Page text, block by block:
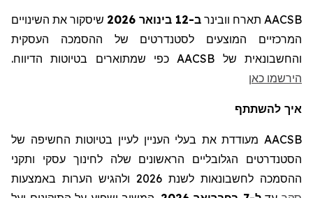
AACSB תארח וובינר ב-12 בינואר 2026 שיסקור את השינויים
המרכזיים המוצעים לסטנדרטים של ההסמכה העסקית
והחשבונאית של AACSB
כפי שמתוארים בטיוטות הדיווח.
הירשמו כאן
איך להשתתף
AACSB מעודדת את בעלי העניין לעיין בטיוטות החשיפה של
הסטנדרטים הגלובליים הראשונים שלה לחינוך עסקי ותקני
ההסמכה לחשבונאות לשנת 2026 ולהגיש הערות באמצעות